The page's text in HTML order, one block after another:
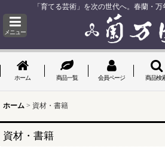
「育てる芸術」を次の世代へ。春蘭・
メニュー
ホーム 商品一覧 会員ページ 商品検
ホーム > 資材・書籍
資材・書籍